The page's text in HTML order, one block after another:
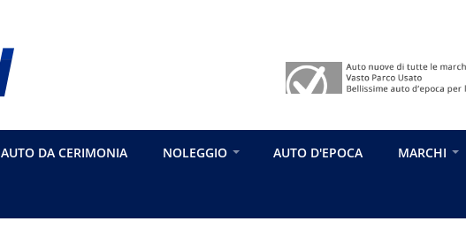
AUTO DA CERIMONIA NOLEGGIO AUTO D'EPOCA MARCHI